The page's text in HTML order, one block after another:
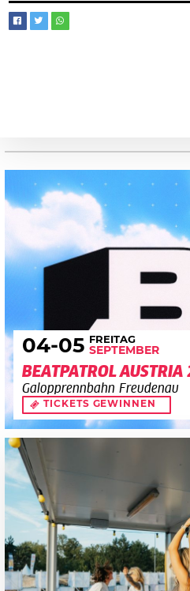
04-05 FREITAG
SEPTEMBER
BEATPATROL
Galopprennbahn Freudenau
TICKETS GEWINNEN